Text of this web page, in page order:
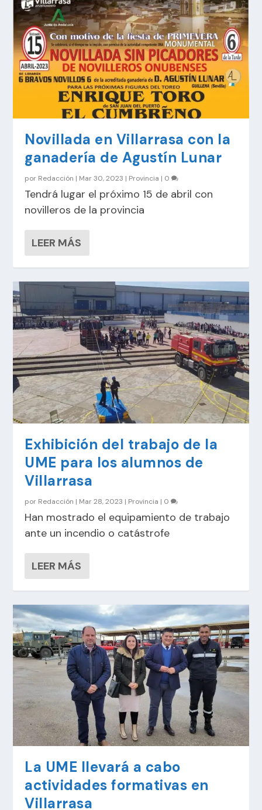
Novillada en Villarrasa con la
ganadería de Agustín Lunar
por Redacción | Mar 30, 2023 | Provincia | 0
Tendrá lugar el próximo 15 de abril con
novilleros de la provincia
LEER MÁS
Exhibición del trabajo de la
UME para los alumnos de
Villarrasa
por Redacción | Mar 28, 2023 | Provincia | 0
Han mostrado el equipamiento de trabajo
ante un incendio o catástrofe
LEER MÁS
La UME llevará a cabo
actividades formativas en
Villarrasa